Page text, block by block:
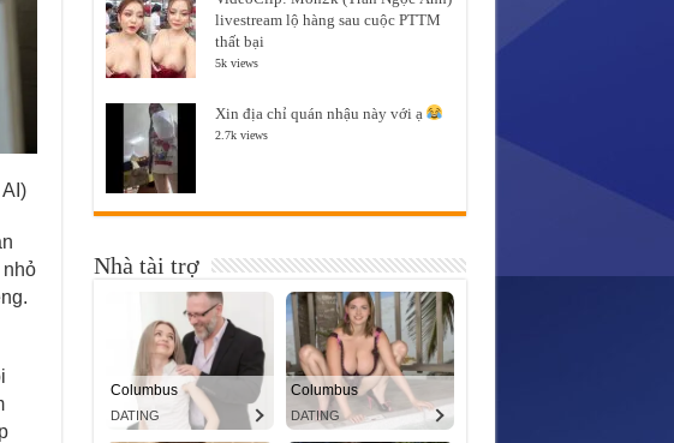
livestream lộ hàng sau cuộc PTTM
thất bại
5k views
Xin địa chỉ quán nhậu này với ạ
2.7k views
Nhà tài trợ